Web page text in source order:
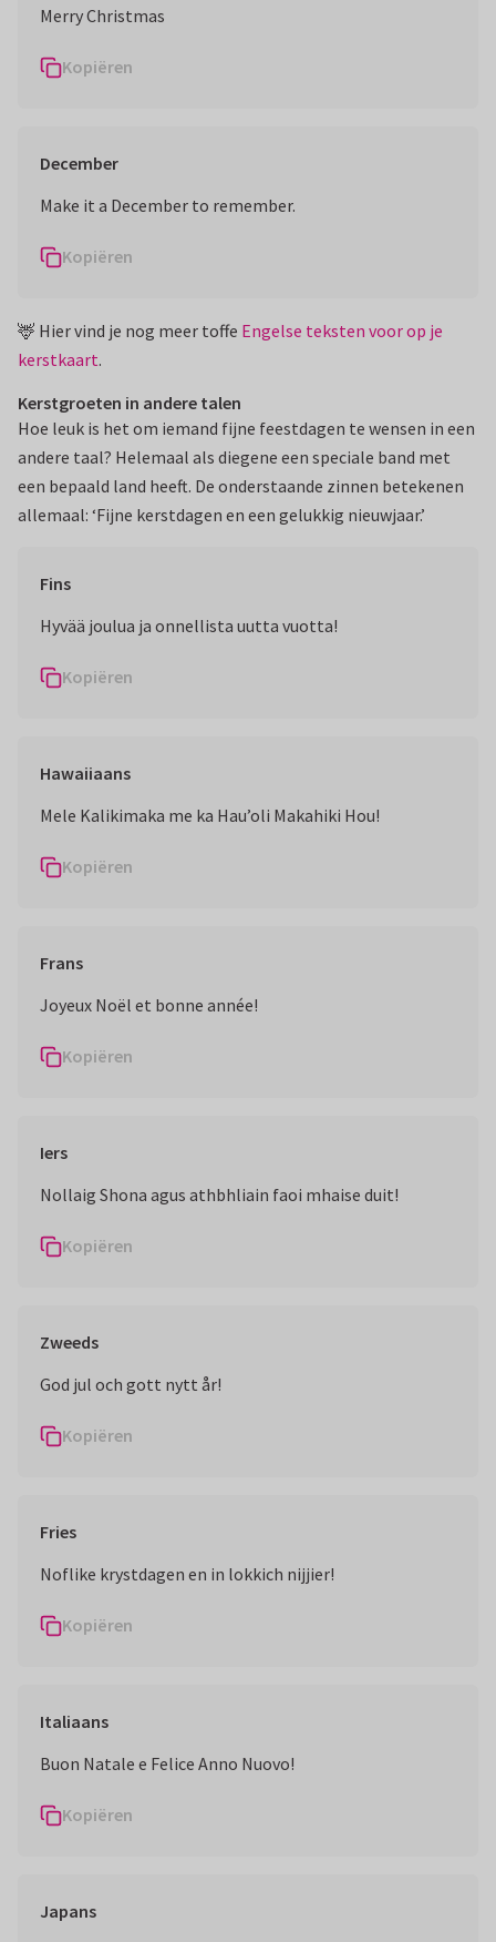
Merry Christmas
Kopiëren
December
Make it a December to remember.
Kopiëren
🦌 Hier vind je nog meer toffe Engelse teksten voor op je
kerstkaart.
Kerstgroeten in andere talen
Hoe leuk is het om iemand fijne feestdagen te wensen in een
andere taal? Helemaal als diegene een speciale band met
een bepaald land heeft. De onderstaande zinnen betekenen
allemaal: ‘Fijne kerstdagen en een gelukkig nieuwjaar.’
Fins
Hyvää joulua ja onnellista uutta vuotta!
Kopiëren
Hawaiiaans
Mele Kalikimaka me ka Hau’oli Makahiki Hou!
Kopiëren
Frans
Joyeux Noël et bonne année!
Kopiëren
Iers
Kopiëren
Zweeds
God jul och gott nytt år!
Kopiëren
Fries
Noflike krystdagen en in lokkich nijjier!
Kopiëren
Italiaans
Kopiëren
Japans